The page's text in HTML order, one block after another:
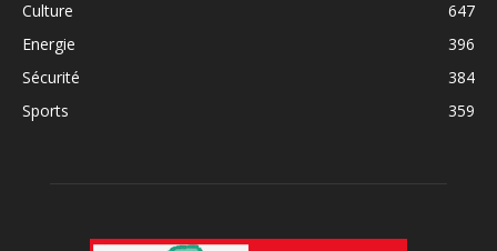
Culture
647
Energie
396
Sécurité
384
Sports
359